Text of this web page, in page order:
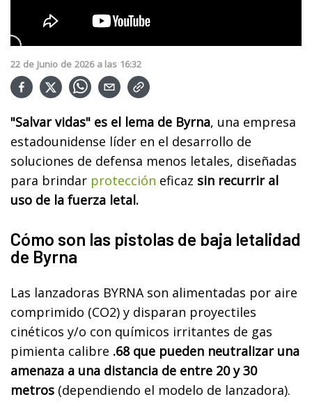
22 de Junio de 2026 a las 16:32
"Salvar vidas" es el lema de Byrna, una empresa
estadounidense líder en el desarrollo de
soluciones de defensa menos letales, diseñadas
para brindar protección eficaz sin recurrir al
uso de la fuerza letal.
Cómo son las pistolas de baja letalidad
de Byrna
Las lanzadoras BYRNA son alimentadas por aire
comprimido (CO2) y disparan proyectiles
cinéticos y/o con químicos irritantes de gas
pimienta calibre .68 que pueden neutralizar una
amenaza a una distancia de entre 20 y 30
metros (dependiendo el modelo de lanzadora).